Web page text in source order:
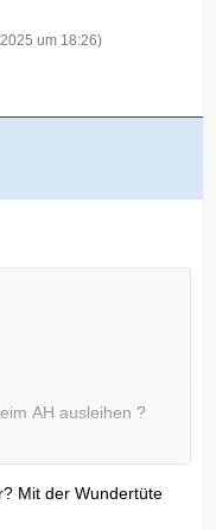
um 18:26)
AH ausleihen ?
Mit der Wundertüte